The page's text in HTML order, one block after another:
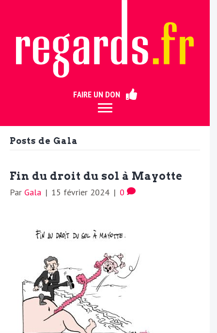
FAIRE UN DON
Posts de Gala
Fin du droit du sol à Mayotte
Par Gala | 15 février 2024 | 0